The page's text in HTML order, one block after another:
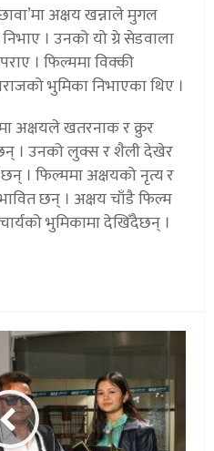
अक्षय खन्नाले मुगल
। उनको यो ग्रे सेडवाला
। फिल्ममा विक्की
भुमिका निभाएका थिए ।
अक्षयले खतरनाक र क्रुर
। उनको लुक्स र शैली देखेर
। फिल्ममा अक्षयको नृत्य र
छन् । अक्षय चाँडै फिल्म
भुमिकामा देखिँदैछन् ।